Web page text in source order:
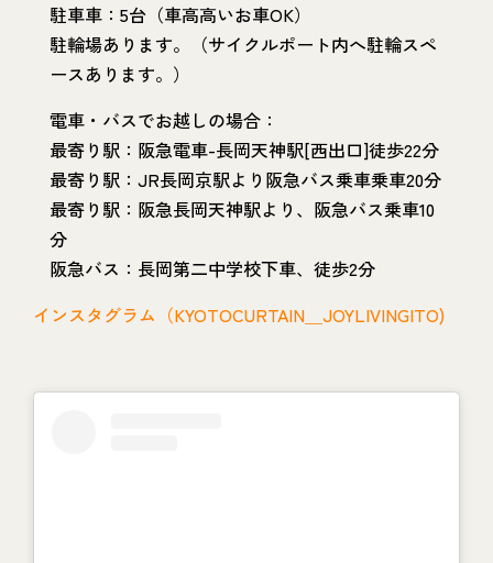
駐車車：5台（車高高いお車OK）
駐輪場あります。（サイクルポート内へ駐輪スペ
ースあります。）
電車・バスでお越しの場合：
最寄り駅：阪急電車-長岡天神駅[西出口]徒歩22分
最寄り駅：JR長岡京駅より阪急バス乗車乗車20分
最寄り駅：阪急長岡天神駅より、阪急バス乗車10
分
阪急バス：長岡第二中学校下車、徒歩2分
インスタグラム（KYOTOCURTAIN＿JOYLIVINGITO)